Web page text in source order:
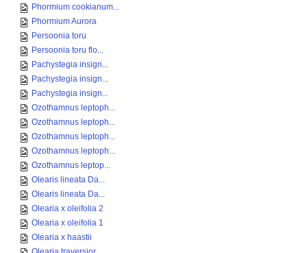
Phormium cookianum...
Phormium Aurora
Persoonia toru
Persoonia toru flo...
Pachystegia insign...
Pachystegia insign...
Pachystegia insign...
Ozothamnus leptoph...
Ozothamnus leptoph...
Ozothamnus leptoph...
Ozothamnus leptoph...
Ozothamnus leptop...
Olearis lineata Da...
Olearis lineata Da...
Olearia x oleifolia 2
Olearia x oleifolia 1
Olearia x haastii